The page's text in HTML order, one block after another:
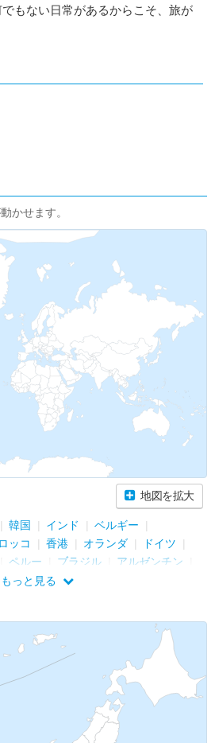
もない日常があるからこそ、旅が
かせます。
地図を拡大
韓国 インド
ベルギー
ッコ 香港 オランダ
ドイツ
ペルー ブラジル
アルゼンチン
カタール トルコ
もっと見る